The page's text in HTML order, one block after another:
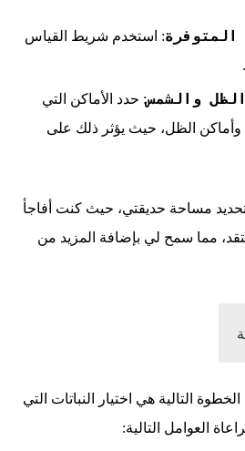
: استخدم شريط القياس
والشمس: حدد الأماكن التي
الظل، حيث يؤثر ذلك على
مساحة حديقتي، حيث كنت أفاجأ
مما سمح لي بإضافة المزيد من
التالية هي اختيار النباتات التي
العوامل التالية: